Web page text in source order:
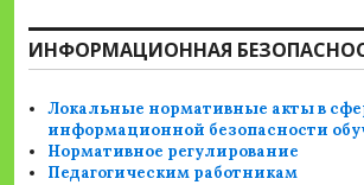
ИНФОРМАЦИОННАЯ
Локальные нормативные акты в
информационной безопасности
Нормативное регулирование
Педагогическим работникам